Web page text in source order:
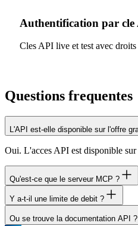
Authentification par cle
Cles API live et test avec
Questions frequentes
L'API est-elle disponible sur l'offre
Oui. L'acces API est disponible
Qu'est-ce que le serveur MCP ?
MCP (Model Context Protocol)
documents, analyses, factures et
Y a-t-il une limite de debit ?
Les limites de debit API
Ou se trouve la documentation API ?